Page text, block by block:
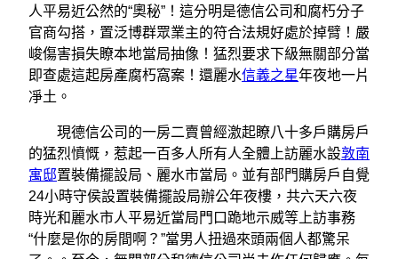
人平易近公然的“奧秘”！這分明是德信公司和腐朽分子
官商勾搭，置泛博群眾業主的符合法規好處於掉臂！嚴
峻傷害損失瞭本地當局抽像！猛烈要求下級無關部分當
即查處這起房產腐朽窩案！還麗水信義之星年夜地一片
凈土。
現德信公司的一房二賣曾經激起瞭八十多戶購房戶
的猛烈憤慨，惹起一百多人所有人全體上訪麗水設敦南
寓邸置裝備擺設局、麗水市當局。並有部門購房戶自覺
24小時守侯設置裝備擺設局辦公年夜樓，共六天六夜
時光和麗水市人平易近當局門口跪地示威等上訪事務
“什麼是你的房間啊？”當男人扭過來頭兩個人都驚呆